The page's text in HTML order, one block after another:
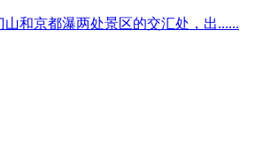
和京都瀑两处景区的交汇处，出......